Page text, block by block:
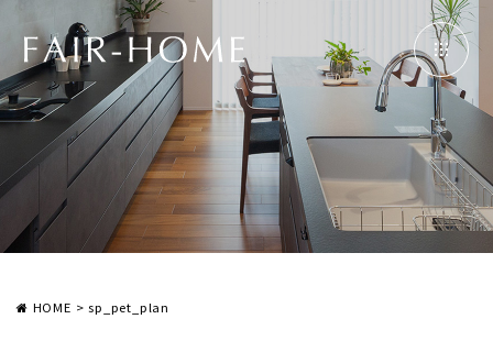
HOME > sp_pet_plan